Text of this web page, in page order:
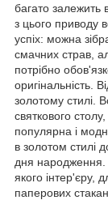
багато залежить
з цього приводу
успіх: можна
смачних страв,
потрібно
оригінальність.
золотому стилі.
святкового
популярна і
в золотом стилі
дня народження.
якого інтер'єру,
паперових